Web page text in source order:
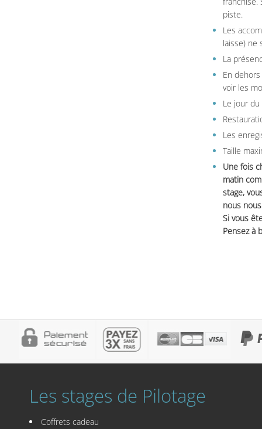
piste.
Les
laisse) ne
La
En
voir les
Le jour
Les
Taille
Une fois
matin
stage,
nous
Si vous
Pensez à
Les stages de Pilotage
Coffrets cadeau